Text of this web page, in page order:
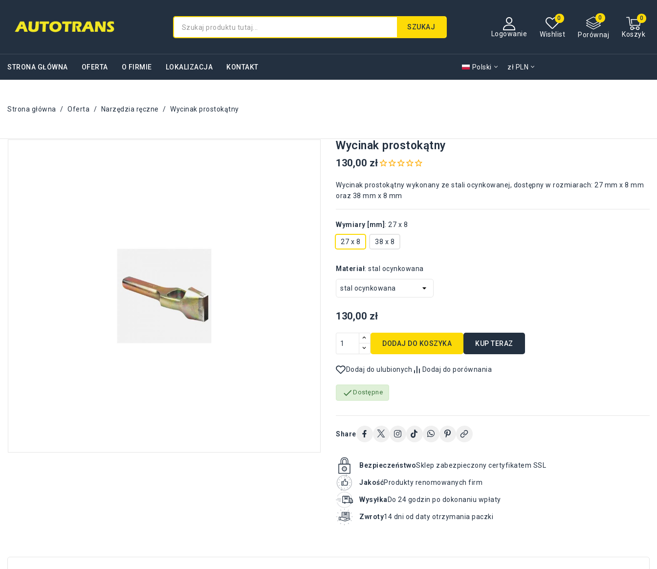
SZUKAJ
Logowanie
Wishlist Porównaj Koszyk
STRONA GŁÓWNA OFERTA O FIRMIE LOKALIZACJA KONTAKT Polski zł PLN
Strona główna Oferta Narzędzia ręczne Wycinak prostokątny
Wycinak prostokątny
130,00 zł
Wycinak prostokątny wykonany ze stali ocynkowanej, dostępny w rozmiarach: 27 mm x 8 mm
oraz 38 mm x 8 mm
Wymiary [mm] : 27 x 8
27 x 8 38 x 8
Materiał: stal ocynkowana
130,00 zł
DODAJ DO KOSZYKA KUP TERAZ
Dodaj do ulubionych Dodaj do porównania
 Dostępne
Share
BezpieczeństwoSklep zabezpieczony certyfikatem SSL
JakośćProdukty renomowanych firm
Wysyłka Do 24 godzin po dokonaniu wpłaty
Zwroty14 dni od daty otrzymania paczki